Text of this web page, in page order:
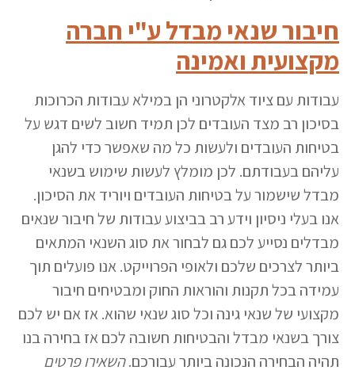
חיבור שנאי מבדל ע"י חברה
מקצועית ואמינה
עבודות עם ציוד אלקטרוני הן במילא עבודות הכרוכות
בסיכון רב מצד העובדים לכן תמיד חשוב לשים דגש על
בטיחות העובדים ולעשות כל מה שאפשר כדי להגן
עליהם בעבודתם. לכן מומלץ לעשות שימוש בשנאי
מבדל שישמור על בטיחות העובדים ויוריד את הסיכון.
אנו בעלי ניסיון וידע רב בביצוע עבודות של חיבור שנאים
מבדלים נסייע לכם גם לבחור את סוג השנאי המתאים
ביותר לצרכים שלכם ולאופי הפרוייקט. אנו פועלים תוך
עמידה בכל תקנות והוראות החוק ומבטיחים חיבור
מקצועי של שנאי גינה וכל סוג שנאי שהוא. אז אם יש לכם
צורך בשנאי מבדל והבטיחות חשובה לכם אז בחירה בנו
תהיה הבחירה הנכונה ביותר עבורכם.השאירו פרטים